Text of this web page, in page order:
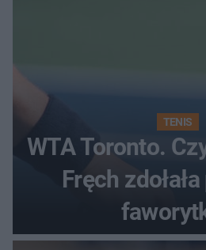
TENIS
WTA Toronto.
Fręch